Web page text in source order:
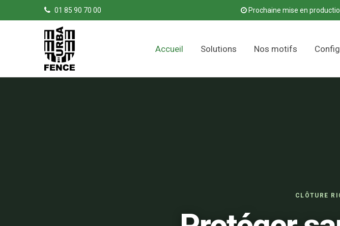
01 85 90 70 00 Prochaine mise en
Accueil Solutions Nos motifs
CLÔTURE
Panneau de gestion des cookies